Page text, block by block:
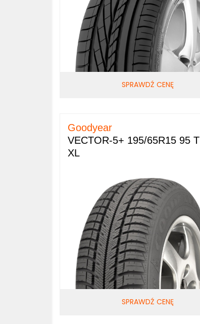
SPRAWDŹ CENĘ
Goodyear
VECTOR-5+ 195/65R15 95 T
XL
SPRAWDŹ CENĘ